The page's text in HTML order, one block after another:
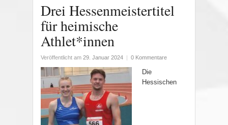
Drei Hessenmeistertitel
für heimische
Athlet*innen
Veröffentlicht am 29. Januar 2024 0 Kommentare
Die
Hessischen